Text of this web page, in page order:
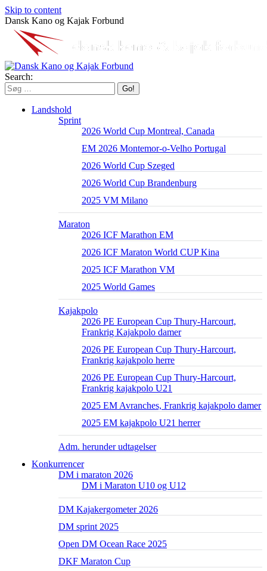
Skip to content
Dansk Kano og Kajak Forbund
Search:
Landshold
Sprint
2026 World Cup Montreal, Canada
EM 2026 Montemor-o-Velho Portugal
2026 World Cup Szeged
2026 World Cup Brandenburg
2025 VM Milano
Maraton
2026 ICF Marathon EM
2026 ICF Maraton World CUP Kina
2025 ICF Marathon VM
2025 World Games
Kajakpolo
2026 PE European Cup Thury-Harcourt,
Frankrig Kajakpolo damer
2026 PE European Cup Thury-Harcourt,
Frankrig kajakpolo herre
2026 PE European Cup Thury-Harcourt,
Frankrig kajakpolo U21
2025 EM Avranches, Frankrig kajakpolo damer
2025 EM kajakpolo U21 herrer
Adm. herunder udtagelser
Konkurrencer
DM i maraton 2026
DM i Maraton U10 og U12
DM Kajakergometer 2026
DM sprint 2025
Open DM Ocean Race 2025
DKF Maraton Cup